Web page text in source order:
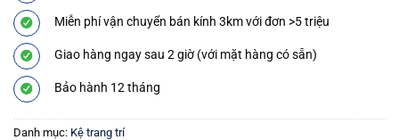
Miễn phí vận chuyển bán kính 3km với đơn >5 triệu
Giao hàng ngay sau 2 giờ (với mặt hàng có sẵn)
Bảo hành 12 tháng
Danh mục: Kệ trang trí